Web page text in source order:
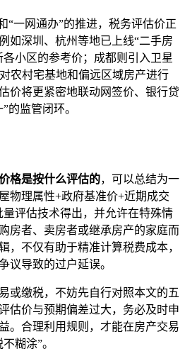
“一网通办”的推进，税务评估价正
如深圳、杭州等地已上线“二手房
小区的参考价；成都则引入卫星
农村宅基地和偏远区域房产进行
价将更紧密地联动网签价、银行贷
的监管闭环。
格是按什么评估的，可以总结为一
物理属性+政府基准价+近期成交
评估技术得出，并允许在特殊情
房者、卖房者或继承房产的家庭而
，不仅有助于精准计算税费成本，
议导致的过户延误。
或缴税，不妨先自行对照本文的五
估价与预期偏差过大，务必及时申
。合理利用规则，才能在房产交易
糊涂”。